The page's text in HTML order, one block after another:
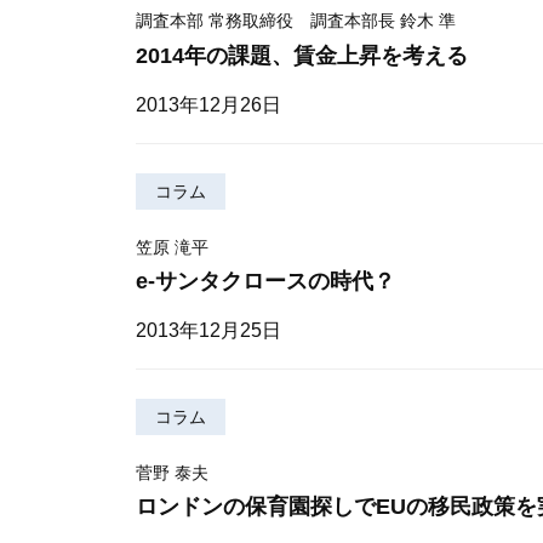
調査本部 常務取締役 調査本部長 鈴木 準
2014年の課題、賃金上昇を考える
2013年12月26日
コラム
笠原 滝平
e-サンタクロースの時代？
2013年12月25日
コラム
菅野 泰夫
ロンドンの保育園探しでEUの移民政策